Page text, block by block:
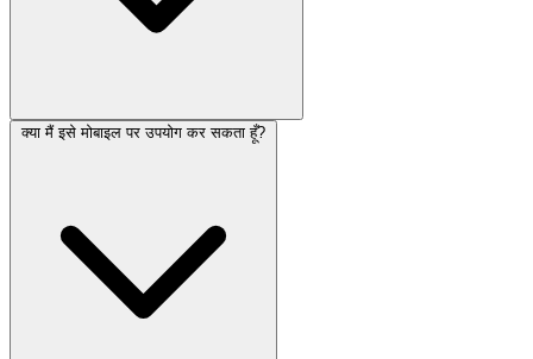
क्या मैं इसे मोबाइल पर उपयोग कर सकता हूँ?